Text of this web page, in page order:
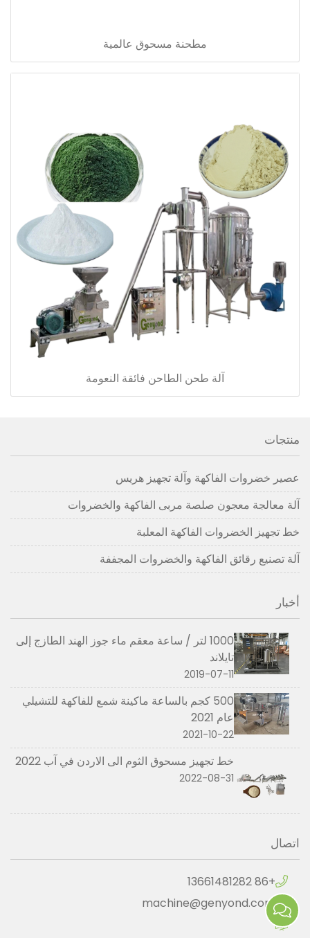
مطحنة مسحوق عالمية
آلة طحن الطاحن فائقة النعومة
منتجات
عصير خضروات الفاكهة وآلة تجهيز هريس
آلة معالجة معجون صلصة مربى الفاكهة والخضروات
خط تجهيز الخضروات الفاكهة المعلبة
آلة تصنيع رقائق الفاكهة والخضروات المجففة
أخبار
1000 لتر / ساعة معقم ماء جوز الهند الطازج إلى
تايلاند
2019-07-11
500 كجم بالساعة ماكينة شمع للفاكهة للتشيلي
عام 2021
2021-10-22
خط تجهيز مسحوق الثوم الى الاردن في آب 2022
2022-08-31
اتصال
+86 13661481282
machine@genyond.com